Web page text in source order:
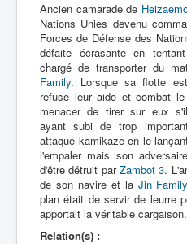
Ancien camarade de
Nations Unies devenu
Forces de Défense des
défaite écrasante en
chargé de transporter du
Family. Lorsque sa flotte
refuse leur aide et combat
menacer de tirer sur eux
ayant subi de trop
attaque kamikaze en le
l'empaler mais son
d'être détruit parZambot 3.
de son navire et la Jin Family
plan était de servir de leurre
apportait la véritable cargaison.
Relation(s) :